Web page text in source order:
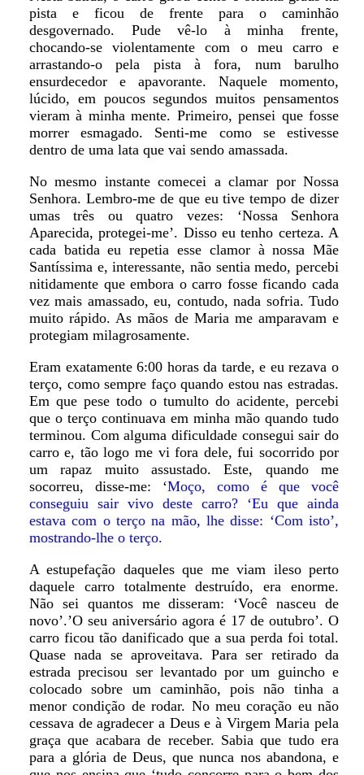
pista e ficou de frente para o caminhão
desgovernado. Pude vê-lo à minha frente,
chocando-se violentamente com o meu carro e
arrastando-o pela pista à fora, num barulho
ensurdecedor e apavorante. Naquele momento,
lúcido, em poucos segundos muitos pensamentos
vieram à minha mente. Primeiro, pensei que fosse
morrer esmagado. Senti-me como se estivesse
dentro de uma lata que vai sendo amassada.
No mesmo instante comecei a clamar por Nossa
Senhora. Lembro-me de que eu tive tempo de dizer
umas três ou quatro vezes: ‘Nossa Senhora
Aparecida, protegei-me’. Disso eu tenho certeza. A
cada batida eu repetia esse clamor à nossa Mãe
Santíssima e, interessante, não sentia medo, percebi
nitidamente que embora o carro fosse ficando cada
vez mais amassado, eu, contudo, nada sofria. Tudo
muito rápido. As mãos de Maria me amparavam e
protegiam milagrosamente.
Eram exatamente 6:00 horas da tarde, e eu rezava o
terço, como sempre faço quando estou nas estradas.
Em que pese todo o tumulto do acidente, percebi
que o terço continuava em minha mão quando tudo
terminou. Com alguma dificuldade consegui sair do
carro e, tão logo me vi fora dele, fui socorrido por
um rapaz muito assustado. Este, quando me
socorreu, disse-me: ‘Moço, como é que você
conseguiu sair vivo deste carro? ‘Eu que ainda
estava com o terço na mão, lhe disse: ‘Com isto’,
mostrando-lhe o terço.
A estupefação daqueles que me viam ileso perto
daquele carro totalmente destruído, era enorme.
Não sei quantos me disseram: ‘Você nasceu de
novo’.’O seu aniversário agora é 17 de outubro’. O
carro ficou tão danificado que a sua perda foi total.
Quase nada se aproveitava. Para ser retirado da
estrada precisou ser levantado por um guincho e
colocado sobre um caminhão, pois não tinha a
menor condição de rodar. No meu coração eu não
cessava de agradecer a Deus e à Virgem Maria pela
graça que acabara de receber. Sabia que tudo era
para a glória de Deus, que nunca nos abandona, e